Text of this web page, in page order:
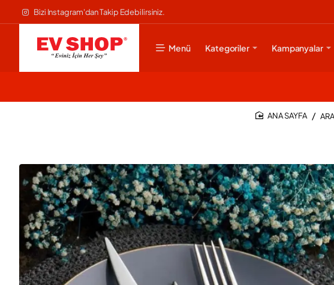
Bizi Instagram'dan Takip Edebilirsiniz.
Menü Kategoriler Kampanyalar
ARA